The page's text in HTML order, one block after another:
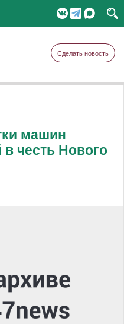
Сделать новость
машин
честь Нового